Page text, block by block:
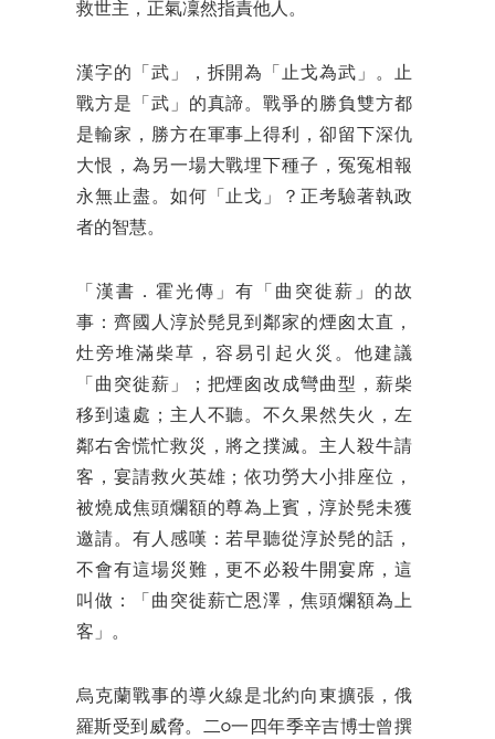
救世主，正氣凜然指責他人。
漢字的「武」，拆開為「止戈為武」。止
戰方是「武」的真諦。戰爭的勝負雙方都
是輸家，勝方在軍事上得利，卻留下深仇
大恨，為另一場大戰埋下種子，冤冤相報
永無止盡。如何「止戈」？正考驗著執政
者的智慧。
「漢書．霍光傳」有「曲突徙薪」的故
事：齊國人淳於髡見到鄰家的煙囪太直，
灶旁堆滿柴草，容易引起火災。他建議
「曲突徙薪」；把煙囪改成彎曲型，薪柴
移到遠處；主人不聽。不久果然失火，左
鄰右舍慌忙救災，將之撲滅。主人殺牛請
客，宴請救火英雄；依功勞大小排座位，
被燒成焦頭爛額的尊為上賓，淳於髡未獲
邀請。有人感嘆：若早聽從淳於髡的話，
不會有這場災難，更不必殺牛開宴席，這
叫做：「曲突徙薪亡恩澤，焦頭爛額為上
客」。
烏克蘭戰事的導火線是北約向東擴張，俄
羅斯受到威脅。二○一四年季辛吉博士曾撰